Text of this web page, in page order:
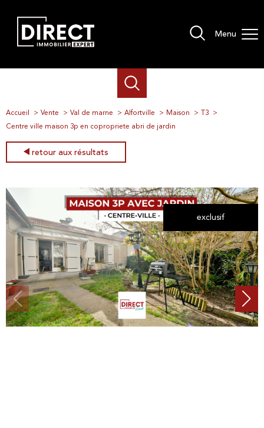
Menu
Accueil Vente Val de marne Alfortville Maison
T3
Centre ville maison 3p en copropriete abri de jardin
retour aux résultats
exclusif